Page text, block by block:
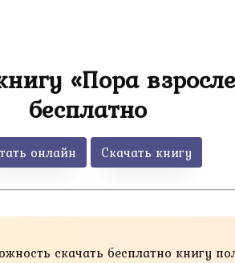
«Пора
бесплатно
онлайн Скачать книгу
скачать бесплатно книгу